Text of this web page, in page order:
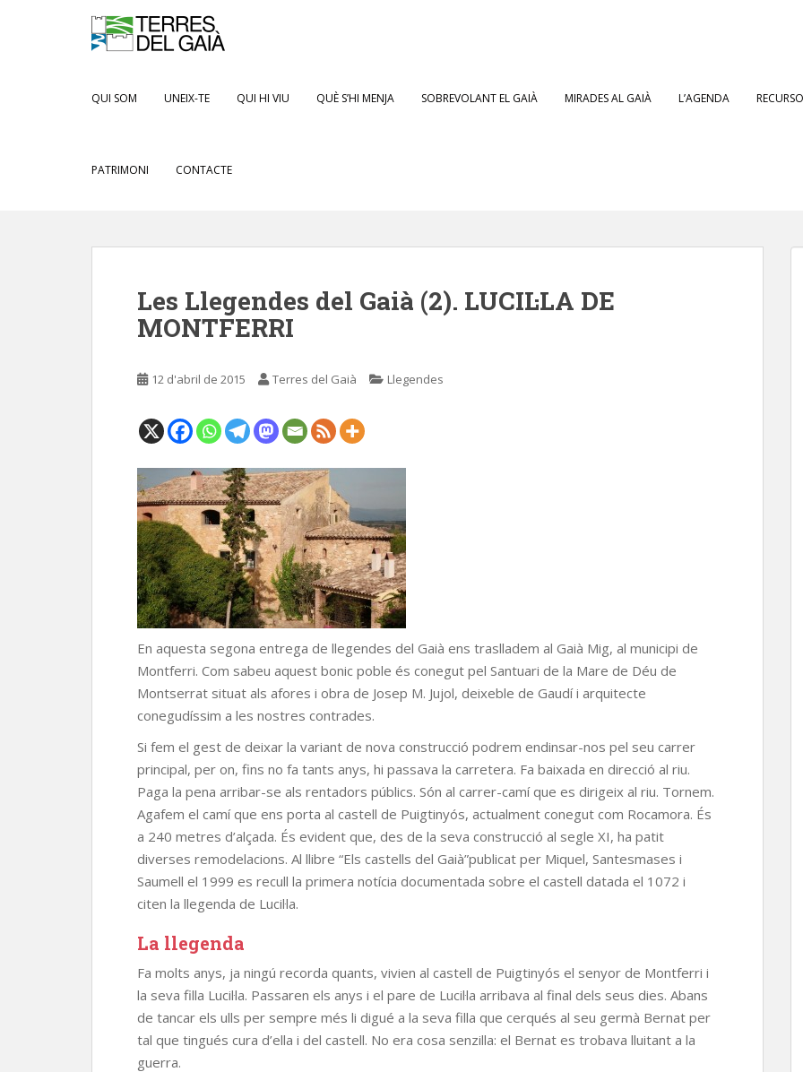
QUI SOM UNEIX-TE QUI HI VIU QUÈ S’HI MENJA SOBREVOLANT EL GAIÀ MIRADES AL GAIÀ L’AGENDA
PATRIMONI CONTACTE
Les Llegendes del Gaià (2). LUCIL·LA DE
MONTFERRI
12 d'abril de 2015 Terres del Gaià Llegendes
En aquesta segona entrega de llegendes del Gaià ens traslladem al Gaià Mig, al municipi de
Montferri. Com sabeu aquest bonic poble és conegut pel Santuari de la Mare de Déu de
Montserrat situat als afores i obra de Josep M. Jujol, deixeble de Gaudí i arquitecte
conegudíssim a les nostres contrades.
Si fem el gest de deixar la variant de nova construcció podrem endinsar-nos pel seu carrer
principal, per on, fins no fa tants anys, hi passava la carretera. Fa baixada en direcció al riu.
Paga la pena arribar-se als rentadors públics. Són al carrer-camí que es dirigeix al riu. Tornem.
Agafem el camí que ens porta al castell de Puigtinyós, actualment conegut com Rocamora. És
a 240 metres d’alçada. És evident que, des de la seva construcció al segle XI, ha patit
diverses remodelacions. Al llibre “Els castells del Gaià”publicat per Miquel, Santesmases i
Saumell el 1999 es recull la primera notícia documentada sobre el castell datada el 1072 i
citen la llegenda de Lucil·la.
La llegenda
Fa molts anys, ja ningú recorda quants, vivien al castell de Puigtinyós el senyor de Montferri i
la seva filla Lucil·la. Passaren els anys i el pare de Lucil·la arribava al final dels seus dies. Abans
de tancar els ulls per sempre més li digué a la seva filla que cerqués al seu germà Bernat per
tal que tingués cura d’ella i del castell. No era cosa senzilla: el Bernat es trobava lluitant a la
guerra.